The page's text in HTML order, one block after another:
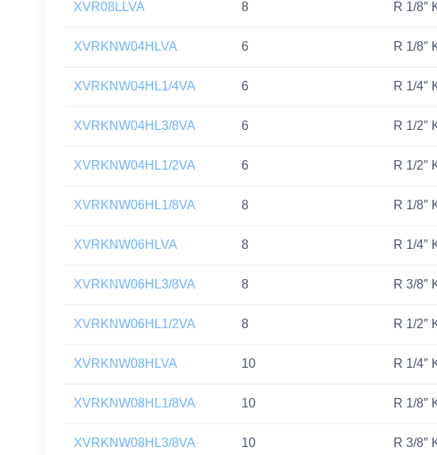
XVR08LLVA 8 R 1/8″
XVRKNW04HLVA 6 R 1/8″
XVRKNW04HL1/4VA 6 R 1/4″
XVRKNW04HL3/8VA 6 R 1/2″
XVRKNW04HL1/2VA 6 R 1/2″
XVRKNW06HL1/8VA 8 R 1/8″
XVRKNW06HLVA 8 R 1/4″
XVRKNW06HL3/8VA 8 R 3/8″
XVRKNW06HL1/2VA 8 R 1/2″
XVRKNW08HLVA 10 R 1/4″
XVRKNW08HL1/8VA 10 R 1/8″
XVRKNW08HL3/8VA 10 R 3/8″